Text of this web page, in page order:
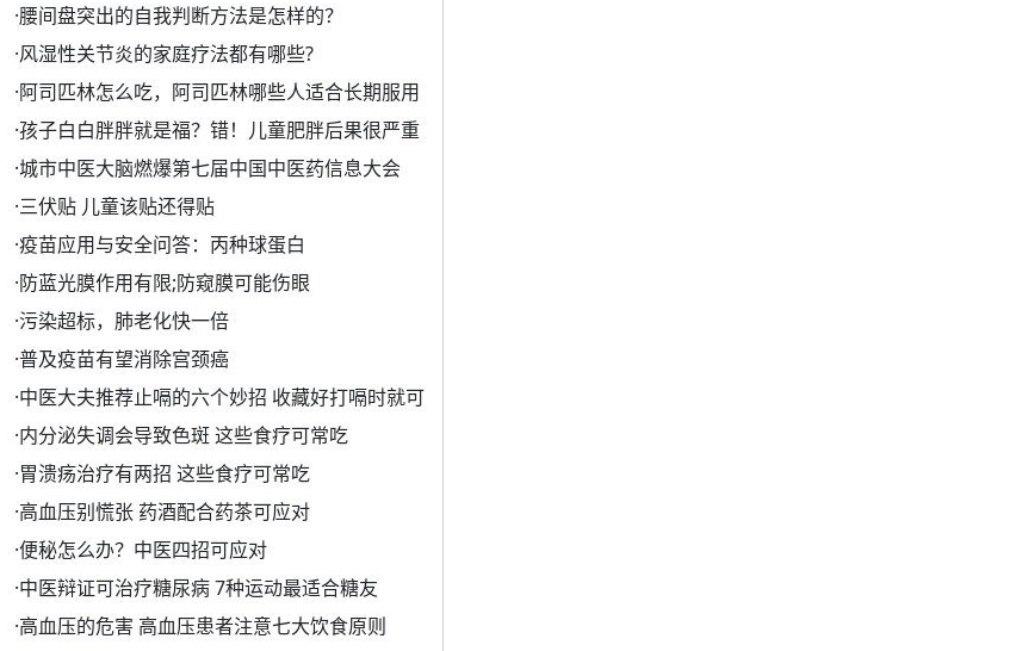
·腰间盘突出的自我判断方法是怎样的？
·风湿性关节炎的家庭疗法都有哪些?
·阿司匹林怎么吃，阿司匹林哪些人适合长期服用
·孩子白白胖胖就是福？错！儿童肥胖后果很严重
·城市中医大脑燃爆第七届中国中医药信息大会
·三伏贴 儿童该贴还得贴
·疫苗应用与安全问答：丙种球蛋白
·防蓝光膜作用有限;防窥膜可能伤眼
·污染超标，肺老化快一倍
·普及疫苗有望消除宫颈癌
·中医大夫推荐止嗝的六个妙招 收藏好打嗝时就可
·内分泌失调会导致色斑 这些食疗可常吃
·胃溃疡治疗有两招 这些食疗可常吃
·高血压别慌张 药酒配合药茶可应对
·便秘怎么办？中医四招可应对
·中医辩证可治疗糖尿病 7种运动最适合糖友
·高血压的危害 高血压患者注意七大饮食原则